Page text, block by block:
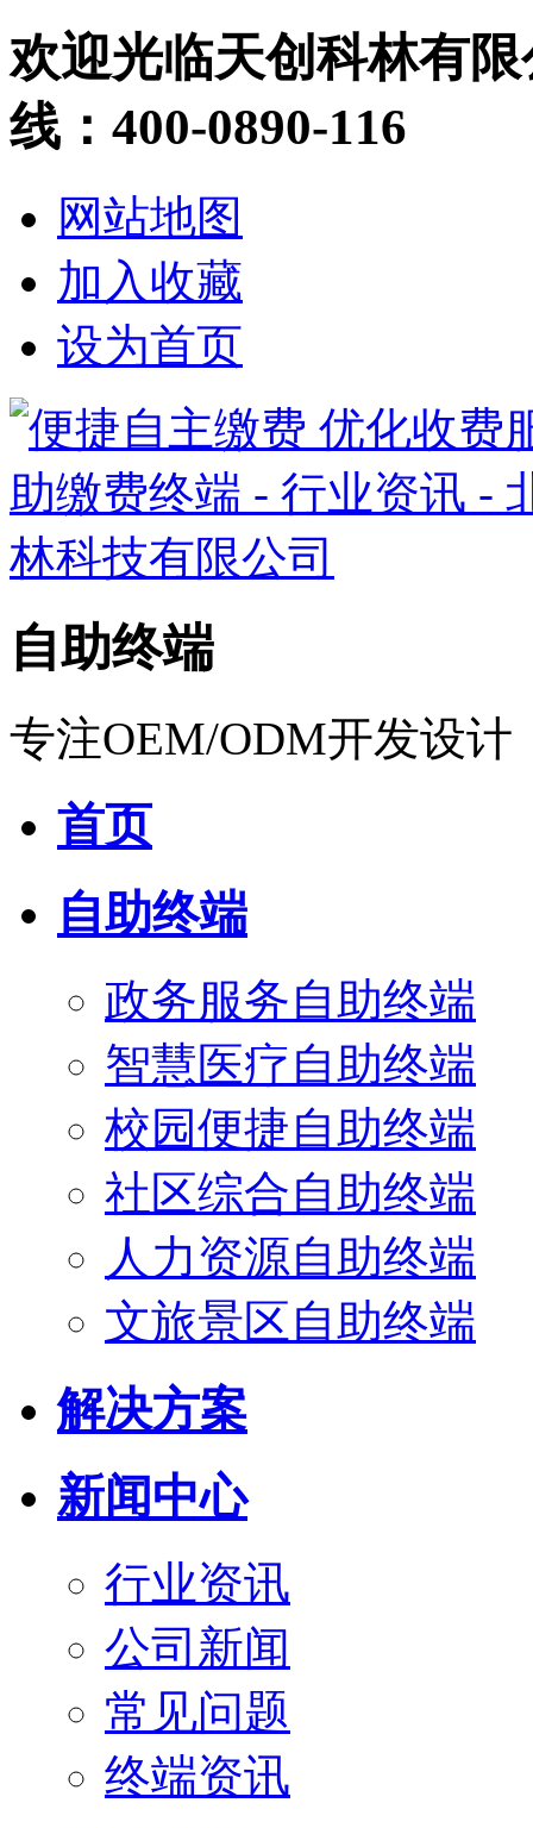
欢迎光临天创科林有
线：400-0890-116
网站地图
加入收藏
设为首页
自助终端
专注OEM/ODM开发设计
首页
自助终端
政务服务自助终端
智慧医疗自助终端
校园便捷自助终端
社区综合自助终端
人力资源自助终端
文旅景区自助终端
解决方案
新闻中心
行业资讯
公司新闻
常见问题
终端资讯